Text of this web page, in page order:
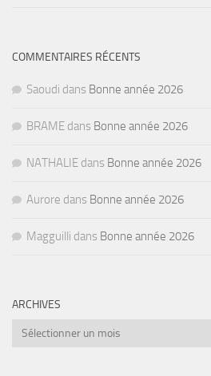
COMMENTAIRES RÉCENTS
Saoudi dans Bonne année 2026
BRAME dans Bonne année 2026
NATHALIE dans Bonne année 2026
Aurore dans Bonne année 2026
Magguilli dans Bonne année 2026
ARCHIVES
Archives